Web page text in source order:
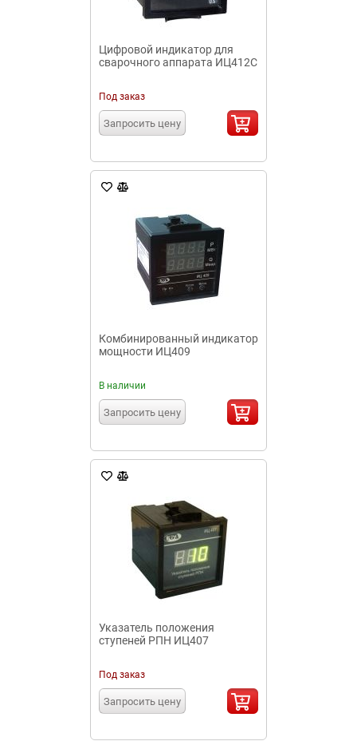
Цифровой индикатор для
сварочного аппарата ИЦ412С
Под заказ
Запросить цену
Комбинированный индикатор
мощности ИЦ409
В наличии
Запросить цену
Указатель положения
ступеней РПН ИЦ407
Под заказ
Запросить цену